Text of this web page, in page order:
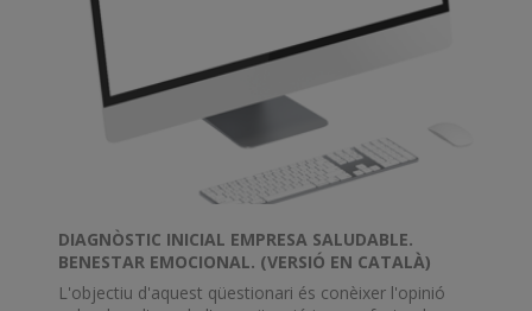
DIAGNÒSTIC INICIAL EMPRESA SALUDABLE.
BENESTAR EMOCIONAL. (VERSIÓ EN CATALÀ)
L'objectiu d'aquest qüestionari és conèixer l'opinió